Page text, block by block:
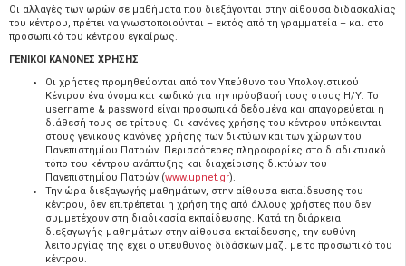
Οι αλλαγές των ωρών σε μαθήματα που διεξάγονται στην αίθουσα διδασκαλίας
του κέντρου, πρέπει να γνωστοποιούνται – εκτός από τη γραμματεία – και στο
προσωπικό του κέντρου εγκαίρως.
ΓΕΝΙΚΟΙ ΚΑΝΟΝΕΣ ΧΡΗΣΗΣ
Οι χρήστες προμηθεύονται από τον Υπεύθυνο του Υπολογιστικού
Κέντρου ένα όνομα και κωδικό για την πρόσβασή τους στους Η/Υ. Το
username & password είναι προσωπικά δεδομένα και απαγορεύεται η
διάθεσή τους σε τρίτους. Οι κανόνες χρήσης του κέντρου υπόκεινται
στους γενικούς κανόνες χρήσης των δικτύων και των χώρων του
Πανεπιστημίου Πατρών. Περισσότερες πληροφορίες στο διαδικτυακό
τόπο του κέντρου ανάπτυξης και διαχείρισης δικτύων του
Πανεπιστημίου Πατρών (www.upnet.gr).
Την ώρα διεξαγωγής μαθημάτων, στην αίθουσα εκπαίδευσης του
κέντρου, δεν επιτρέπεται η χρήση της από άλλους χρήστες που δεν
συμμετέχουν στη διαδικασία εκπαίδευσης. Κατά τη διάρκεια
διεξαγωγής μαθημάτων στην αίθουσα εκπαίδευσης, την ευθύνη
λειτουργίας της έχει ο υπεύθυνος διδάσκων μαζί με το προσωπικό του
κέντρου.